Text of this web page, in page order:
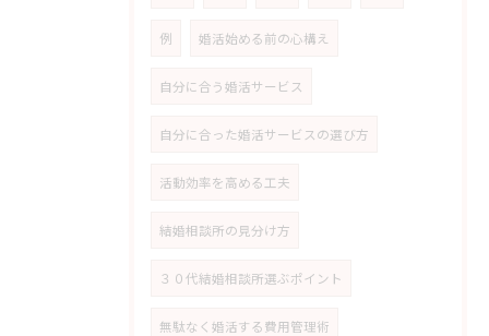
例 婚活始める前の心構え
自分に合う婚活サービス
自分に合った婚活サービスの選び方
活動効率を高める工夫
結婚相談所の見分け方
３０代結婚相談所選ぶポイント
無駄なく婚活する費用管理術